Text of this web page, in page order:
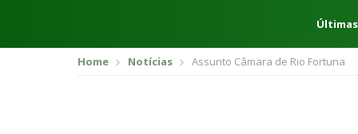
Home Notícias Assunto Câmara de Rio Fortuna